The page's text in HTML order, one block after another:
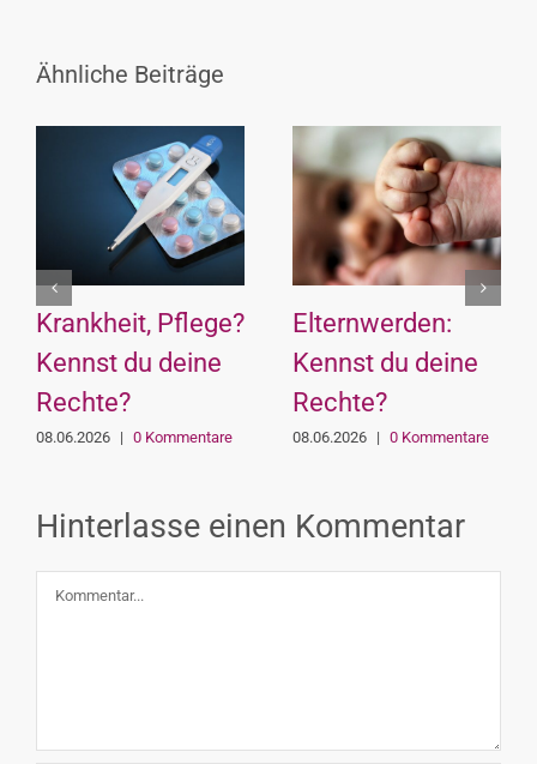
Ähnliche Beiträge
Krankheit, Pflege?
Kennst du deine
Rechte?
08.06.2026 | 0 Kommentare
Elternwerden:
Kennst du deine
Rechte?
08.06.2026 | 0 Kommentare
Hinterlasse einen Kommentar
Kommentar